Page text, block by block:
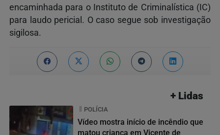
encaminhada para o Instituto de Criminalística (IC)
para laudo pericial. O caso segue sob investigação
sigilosa.
+ Lidas
POLÍCIA
Vídeo mostra início de incêndio que
matou criança em Vicente de